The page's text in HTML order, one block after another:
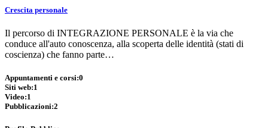
Crescita personale
Il percorso di INTEGRAZIONE PERSONALE è la via che
conduce all'auto conoscenza, alla scoperta delle identità (stati di
coscienza) che fanno parte…
Appuntamenti e corsi:0
Siti web:1
Video:1
Pubblicazioni:2